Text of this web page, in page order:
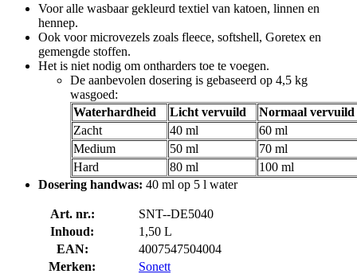
Voor alle wasbaar gekleurd textiel van katoen, linnen en
hennep.
Ook voor microvezels zoals fleece, softshell, Goretex en
gemengde stoffen.
Het is niet nodig om ontharders toe te voegen.
De aanbevolen dosering is gebaseerd op 4,5 kg
wasgoed:
Waterhardheid
Licht vervuild
Normaal vervuild
Zacht
40 ml
60 ml
Medium
50 ml
70 ml
Hard
80 ml
100 ml
Dosering handwas: 40 ml op 5 l water
Art. nr.:
SNT--DE5040
Inhoud:
1,50 L
EAN:
4007547504004
Merken:
Sonett